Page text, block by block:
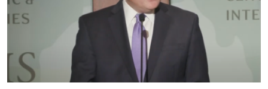
Learning English
СОЦИАЛЬНЫЕ СЕТИ